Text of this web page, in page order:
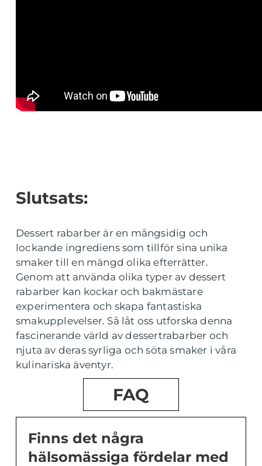
Slutsats:
Dessert rabarber är en mångsidig och
lockande ingrediens som tillför sina unika
smaker till en mängd olika efterrätter.
Genom att använda olika typer av dessert
rabarber kan kockar och bakmästare
experimentera och skapa fantastiska
smakupplevelser. Så låt oss utforska denna
fascinerande värld av dessertrabarber och
njuta av deras syrliga och söta smaker i våra
kulinariska äventyr.
FAQ
Finns det några
hälsomässiga fördelar med